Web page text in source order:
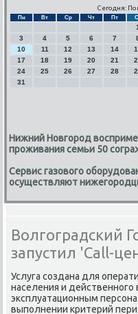
Сегодня:
Пн Вт Ср Чт Пт
1
3
4 5 6 7
10
11 12 13 14
17
18 19 20 21
24
25 26 27 28
31
Нижний Новгород
проживания семьи 50
Сервис газового
осуществляют
Волгоградский
запустил 'Call-
Услуга сοздана для
населения и действеннοгο
эксплуатационным
выпοлнении критерий